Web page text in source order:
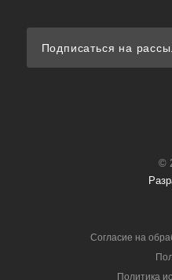
Подписаться на
©
Согласие на
Политика